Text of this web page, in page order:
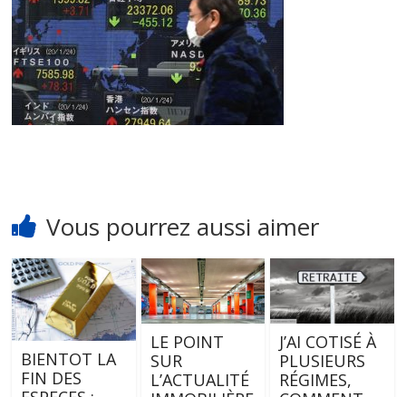
Vous pourrez aussi aimer
BIENTOT LA
FIN DES
LE POINT
SUR
L’ACTUALITÉ
J’AI COTISÉ À
PLUSIEURS
RÉGIMES,